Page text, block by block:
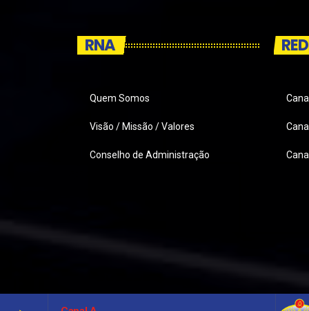
RNA
Quem Somos
Visão / Missão / Valores
Conselho de Administração